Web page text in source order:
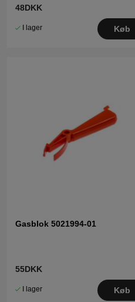
48DKK
I lager Køb
Gasblok 5021994-01
55DKK
I lager Køb